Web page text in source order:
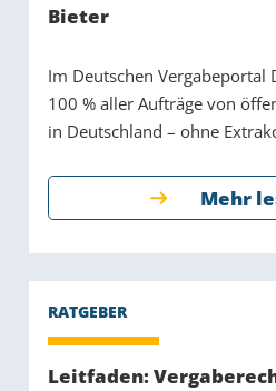
Bieter
Im Deutschen Vergabeportal
100 % aller Aufträge von
in Deutschland – ohne
Mehr
Leitfaden: